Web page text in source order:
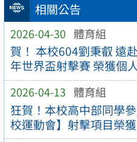
相關公告
2026-04-30 體育組
賀！ 本校604劉秉叡 遠
年世界盃射擊賽 榮獲個
2026-04-13 體育組
狂賀！本校高中部同學
校運動會】射擊項目榮獲